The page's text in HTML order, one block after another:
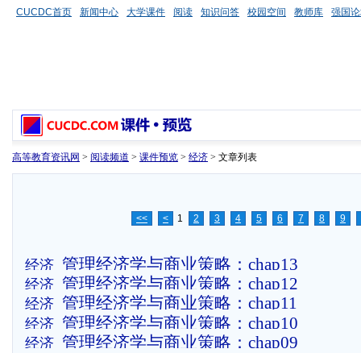
CUCDC首页 新闻中心 大学课件 阅读 知识问答 校园空间 教师库 强国
高等教育资讯网 > 阅读频道 > 课件预览 > 经济 > 文章列表
<< < 1 2 3 4 5 6 7 8 9
经济 管理经济学与商业策略：chap13
经济 管理经济学与商业策略：chap12
经济 管理经济学与商业策略：chap11
经济 管理经济学与商业策略：chap10
经济 管理经济学与商业策略：chap09